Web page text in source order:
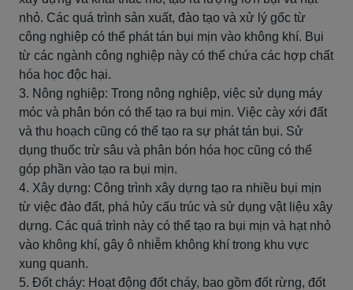
nhỏ. Các quá trình sản xuất, đào tạo và xử lý gốc từ
công nghiệp có thể phát tán bụi mịn vào không khí. Bụi
từ các ngành công nghiệp này có thể chứa các hợp chất
hóa học độc hại.
3. Nông nghiệp: Trong nông nghiệp, việc sử dụng máy
móc và phân bón có thể tạo ra bụi mịn. Việc cày xới đất
và thu hoạch cũng có thể tạo ra sự phát tán bụi. Sử
dụng thuốc trừ sâu và phân bón hóa học cũng có thể
góp phần vào tạo ra bụi mịn.
4. Xây dựng: Công trình xây dựng tạo ra nhiều bụi mịn
từ việc đào đất, phá hủy cấu trúc và sử dụng vật liệu xây
dựng. Các quá trình này có thể tạo ra bụi mịn và hạt nhỏ
vào không khí, gây ô nhiễm không khí trong khu vực
xung quanh.
5. Đốt cháy: Hoạt động đốt cháy, bao gồm đốt rừng, đốt